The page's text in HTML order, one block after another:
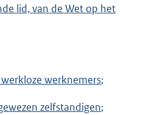
lid, van de Wet op het
werknemers;
zelfstandigen;